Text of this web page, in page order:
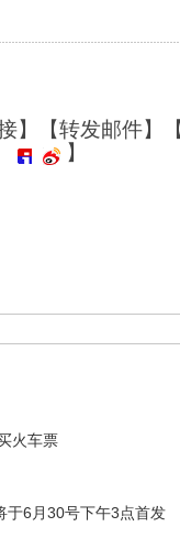
】【转发邮件】
】
火车票
于6月30号下午3点首发